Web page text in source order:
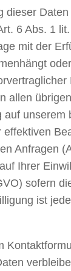
dieser
6 Abs. 1
mit der
allen
auf unserem
effektiven
Anfragen
Ihrer
sofern
ist